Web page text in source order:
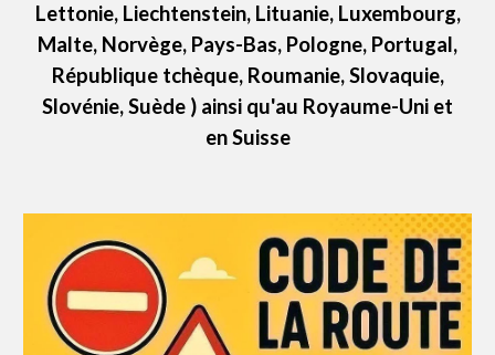
Lettonie, Liechtenstein, Lituanie, Luxembourg,
Malte, Norvège, Pays-Bas, Pologne, Portugal,
République tchèque, Roumanie, Slovaquie,
Slovénie, Suède ) ainsi qu'au Royaume-Uni et
en Suisse